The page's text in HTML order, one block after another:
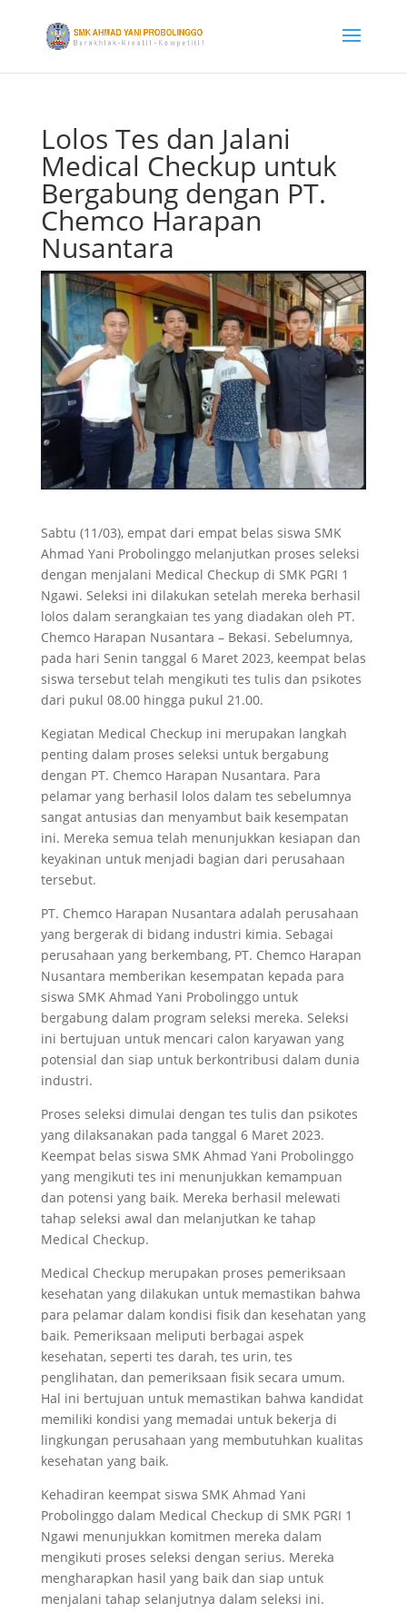
Lolos Tes dan Jalani
Medical Checkup untuk
Bergabung dengan PT.
Chemco Harapan
Nusantara
Sabtu (11/03), empat dari empat belas siswa SMK
Ahmad Yani Probolinggo melanjutkan proses seleksi
dengan menjalani Medical Checkup di SMK PGRI 1
Ngawi. Seleksi ini dilakukan setelah mereka berhasil
lolos dalam serangkaian tes yang diadakan oleh PT.
Chemco Harapan Nusantara – Bekasi. Sebelumnya,
pada hari Senin tanggal 6 Maret 2023, keempat belas
siswa tersebut telah mengikuti tes tulis dan psikotes
dari pukul 08.00 hingga pukul 21.00.
Kegiatan Medical Checkup ini merupakan langkah
penting dalam proses seleksi untuk bergabung
dengan PT. Chemco Harapan Nusantara. Para
pelamar yang berhasil lolos dalam tes sebelumnya
sangat antusias dan menyambut baik kesempatan
ini. Mereka semua telah menunjukkan kesiapan dan
keyakinan untuk menjadi bagian dari perusahaan
tersebut.
PT. Chemco Harapan Nusantara adalah perusahaan
yang bergerak di bidang industri kimia. Sebagai
perusahaan yang berkembang, PT. Chemco Harapan
Nusantara memberikan kesempatan kepada para
siswa SMK Ahmad Yani Probolinggo untuk
bergabung dalam program seleksi mereka. Seleksi
ini bertujuan untuk mencari calon karyawan yang
potensial dan siap untuk berkontribusi dalam dunia
industri.
Proses seleksi dimulai dengan tes tulis dan psikotes
yang dilaksanakan pada tanggal 6 Maret 2023.
Keempat belas siswa SMK Ahmad Yani Probolinggo
yang mengikuti tes ini menunjukkan kemampuan
dan potensi yang baik. Mereka berhasil melewati
tahap seleksi awal dan melanjutkan ke tahap
Medical Checkup.
Medical Checkup merupakan proses pemeriksaan
kesehatan yang dilakukan untuk memastikan bahwa
para pelamar dalam kondisi fisik dan kesehatan yang
baik. Pemeriksaan meliputi berbagai aspek
kesehatan, seperti tes darah, tes urin, tes
penglihatan, dan pemeriksaan fisik secara umum.
Hal ini bertujuan untuk memastikan bahwa kandidat
memiliki kondisi yang memadai untuk bekerja di
lingkungan perusahaan yang membutuhkan kualitas
kesehatan yang baik.
Kehadiran keempat siswa SMK Ahmad Yani
Probolinggo dalam Medical Checkup di SMK PGRI 1
Ngawi menunjukkan komitmen mereka dalam
mengikuti proses seleksi dengan serius. Mereka
mengharapkan hasil yang baik dan siap untuk
menjalani tahap selanjutnya dalam seleksi ini.